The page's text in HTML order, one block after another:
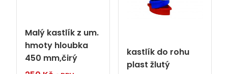
Malý kastlík z um.
hmoty hloubka
450 mm,čirý
kastlík do rohu
plast žlutý